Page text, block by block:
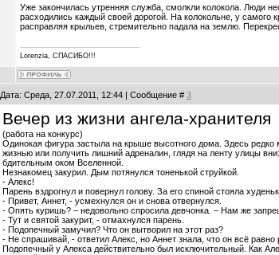
Уже закончилась утренняя служба, смолкли колокола. Люди
расходились каждый своей дорогой. На колокольне, у самого
расправляя крыльев, стремительно падала на землю.
Lorenzia, СПАСИБО!!!
Дата: Среда, 27.07.2011, 12:44 | Сообщение # 3
Вечер из жизни ангела-хранителя
(работа на конкурс)
Одинокая фигура застыла на крыше высотного дома. Здесь редко
жизнью или получить лишний адреналин, глядя на ленту улицы
бдительным оком Вселенной.
Незнакомец закурил. Дым потянулся тоненькой струйкой.
- Алекс!
Парень вздрогнул и повернул голову. За его спиной стояла
- Привет, Аннет, - усмехнулся он и снова отвернулся.
- Опять куришь? – недовольно спросила девчонка. – Нам же
- Тут и святой закурит, - отмахнулся парень.
- Подопечный замучил? Что он вытворил на этот раз?
- Не спрашивай, - ответил Алекс, но Аннет знала, что он всё
Подопечный у Алекса действительно был исключительный. Как